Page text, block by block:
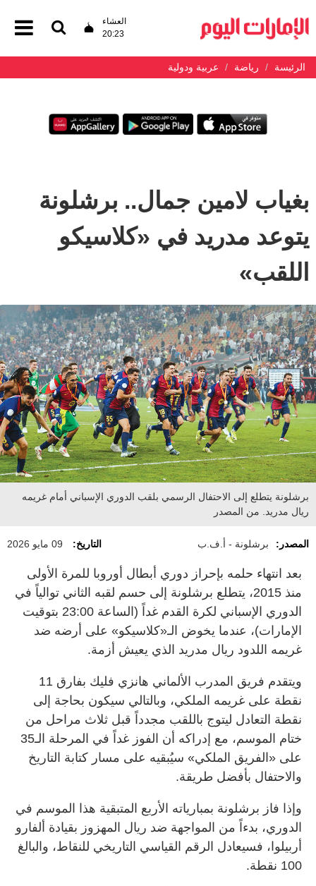
العشاء
20:23
الرئيسة رياضة عربية ودولية
بغياب لامين جمال.. برشلونة
يتوعد مدريد في «كلاسيكو
اللقب»
برشلونة يتطلع إلى الاحتفال الرسمي بلقب الدوري الإسباني أمام غريمه
ريال مدريد. من المصدر
المصدر: برشلونة - أ.ف.ب التاريخ: 09 مايو 2026
بعد انتهاء حلمه بإحراز دوري أبطال أوروبا للمرة الأولى
منذ 2015، يتطلع برشلونة إلى حسم لقبه الثاني توالياً في
الدوري الإسباني لكرة القدم غداً (الساعة 23:00 بتوقيت
الإمارات)، عندما يخوض الـ«كلاسيكو» على أرضه ضد
غريمه اللدود ريال مدريد الذي يعيش أزمة.
ويتقدم فريق المدرب الألماني هانزي فليك بفارق 11
نقطة على غريمه الملكي، وبالتالي سيكون بحاجة إلى
نقطة التعادل ليتوج باللقب مجدداً قبل ثلاث مراحل من
ختام الموسم، مع إدراكه أن الفوز غداً في المرحلة الـ35
على «الفريق الملكي» سيُبقيه على مسار كتابة التاريخ
والاحتفال بأفضل طريقة.
وإذا فاز برشلونة بمبارياته الأربع المتبقية هذا الموسم في
الدوري، بدءاً من المواجهة ضد ريال المهزوز بقيادة ألفارو
أربيلوا، فسيعادل الرقم القياسي التاريخي للنقاط، والبالغ
100 نقطة.